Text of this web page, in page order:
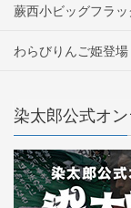
蕨西小ビッグフラ
わらびりんご姫登場
染太郎公式オ